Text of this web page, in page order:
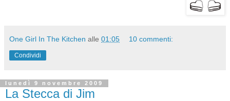
One Girl In The Kitchen alle 01:05 10 commenti:
Condividi
lunedì 9 novembre 2009
La Stecca di Jim